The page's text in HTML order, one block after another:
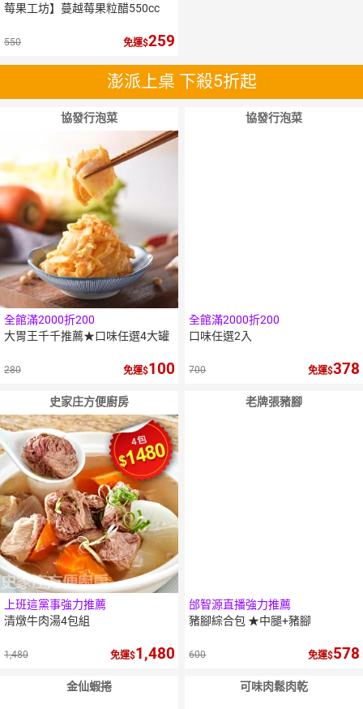
莓果工坊】蔓越莓果粒醋550cc
550 免運 259
澎派上桌 下殺5折起
協發行泡菜
全館滿2000折200
大胃王千千推薦★口味任選4大罐
280 免運 100
協發行泡菜
全館滿2000折200
口味任選2入
700 免運 378
史家庄方便廚房
上班這黨事強力推薦
清燉牛肉湯4包組
1,480 免運 1,480
老牌張豬腳
邰智源直播強力推薦
豬腳綜合包 ★中腿+豬腳
600 免運 578
金仙蝦捲 可味肉鬆肉乾